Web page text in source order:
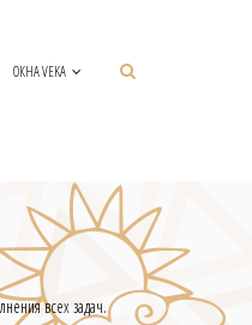
ОКНА VEKA
всех задач.